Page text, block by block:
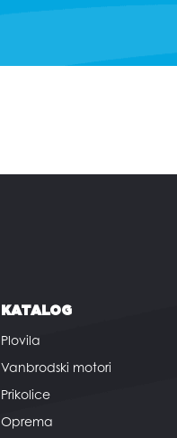
KATALOG
Plovila
Vanbrodski motori
Prikolice
Oprema